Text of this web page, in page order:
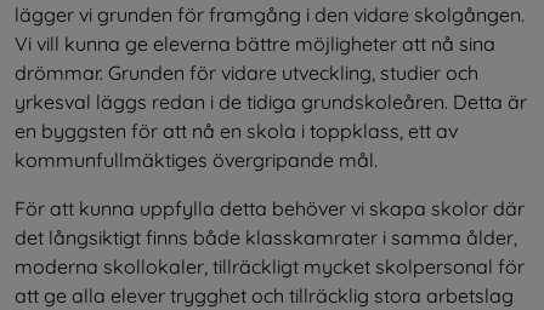
lägger vi grunden för framgång i den vidare skolgången.
Vi vill kunna ge eleverna bättre möjligheter att nå sina
drömmar. Grunden för vidare utveckling, studier och
yrkesval läggs redan i de tidiga grundskoleåren. Detta är
en byggsten för att nå en skola i toppklass, ett av
kommunfullmäktiges övergripande mål.
För att kunna uppfylla detta behöver vi skapa skolor där
det långsiktigt finns både klasskamrater i samma ålder,
moderna skollokaler, tillräckligt mycket skolpersonal för
att ge alla elever trygghet och tillräcklig stora arbetslag